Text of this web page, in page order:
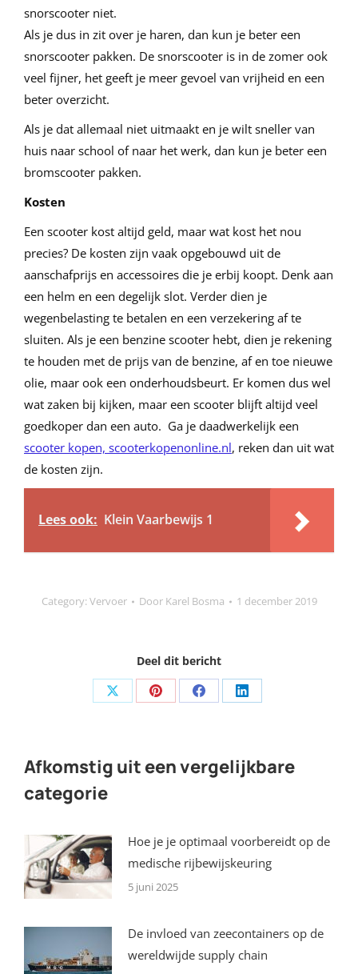
snorscooter niet.
Als je dus in zit over je haren, dan kun je beter een
snorscooter pakken. De snorscooter is in de zomer ook
veel fijner, het geeft je meer gevoel van vrijheid en een
beter overzicht.
Als je dat allemaal niet uitmaakt en je wilt sneller van
huis naar school of naar het werk, dan kun je beter een
bromscooter pakken.
Kosten
Een scooter kost altijd geld, maar wat kost het nou
precies? De kosten zijn vaak opgebouwd uit de
aanschafprijs en accessoires die je erbij koopt. Denk aan
een helm en een degelijk slot. Verder dien je
wegenbelasting te betalen en een verzekering af te
sluiten. Als je een benzine scooter hebt, dien je rekening
te houden met de prijs van de benzine, af en toe nieuwe
olie, maar ook een onderhoudsbeurt. Er komen dus wel
wat zaken bij kijken, maar een scooter blijft altijd veel
goedkoper dan een auto. Ga je daadwerkelijk een
scooter kopen, scooterkopenonline.nl, reken dan uit wat
de kosten zijn.
Lees ook: Klein Vaarbewijs 1
Category: Vervoer Door Karel Bosma 1 december 2019
Deel dit bericht
Share Share Share Share
Afkomstig uit een vergelijkbare
categorie
Hoe je je optimaal voorbereidt op de
medische rijbewijskeuring
5 juni 2025
De invloed van zeecontainers op de
wereldwijde supply chain